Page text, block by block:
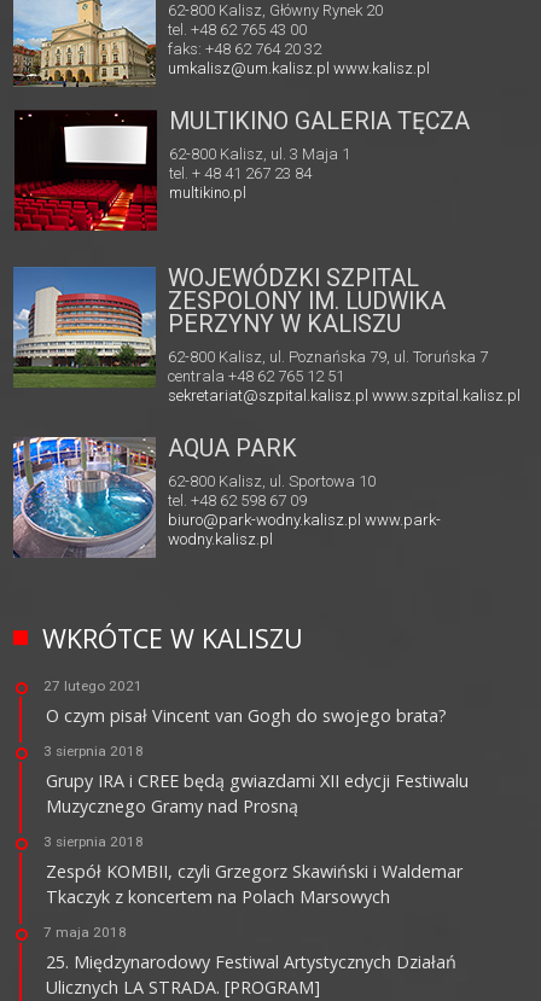
62-800 Kalisz, Główny Rynek 20
tel. +48 62 765 43 00
faks: +48 62 764 20 32
umkalisz@um.kalisz.plwww.kalisz.pl
MULTIKINO GALERIA TĘCZA
62-800 Kalisz, ul. 3 Maja 1
tel. + 48 41 267 23 84
multikino.pl
WOJEWÓDZKI SZPITAL
ZESPOLONY IM. LUDWIKA
PERZYNY W KALISZU
62-800 Kalisz, ul. Poznańska 79, ul. Toruńska 7
centrala +48 62 765 12 51
sekretariat@szpital.kalisz.pl www.szpital.kalisz.pl
AQUA PARK
62-800 Kalisz, ul. Sportowa 10
tel. +48 62 598 67 09
biuro@park-wodny.kalisz.pl www.park-
wodny.kalisz.pl
WKRÓTCE W KALISZU
27 lutego 2021
O czym pisał Vincent van Gogh do swojego brata?
3 sierpnia 2018
Grupy IRA i CREE będą gwiazdami XII edycji Festiwalu
Muzycznego Gramy nad Prosną
3 sierpnia 2018
Zespół KOMBII, czyli Grzegorz Skawiński i Waldemar
Tkaczyk z koncertem na Polach Marsowych
7 maja 2018
25. Międzynarodowy Festiwal Artystycznych Działań
Ulicznych LA STRADA. [PROGRAM]